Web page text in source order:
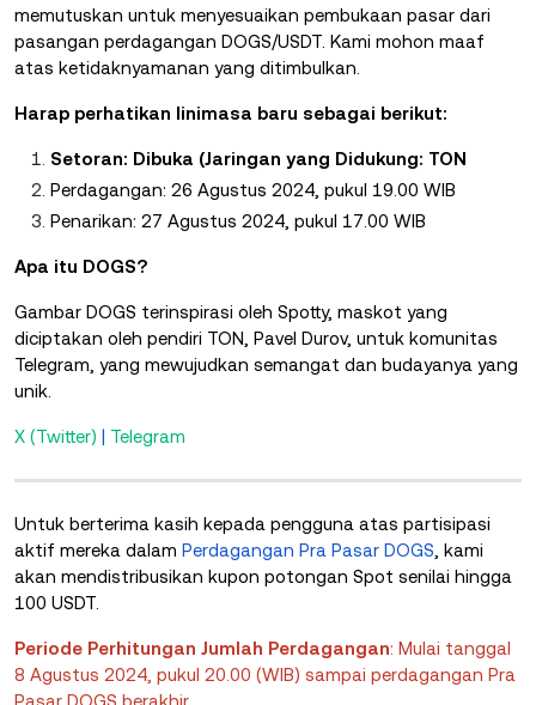
memutuskan untuk menyesuaikan pembukaan pasar dari
pasangan perdagangan DOGS/USDT. Kami mohon maaf
atas ketidaknyamanan yang ditimbulkan.
Harap perhatikan linimasa baru sebagai berikut:
Setoran: Dibuka (Jaringan yang Didukung: TON
Perdagangan: 26 Agustus 2024, pukul 19.00 WIB
Penarikan: 27 Agustus 2024, pukul 17.00 WIB
Apa itu DOGS?
Gambar DOGS terinspirasi oleh Spotty, maskot yang
diciptakan oleh pendiri TON, Pavel Durov, untuk komunitas
Telegram, yang mewujudkan semangat dan budayanya yang
unik.
X (Twitter) | Telegram
Untuk berterima kasih kepada pengguna atas partisipasi
aktif mereka dalam Perdagangan Pra Pasar DOGS , kami
akan mendistribusikan kupon potongan Spot senilai hingga
100 USDT.
Periode Perhitungan Jumlah Perdagangan: Mulai tanggal
8 Agustus 2024, pukul 20.00 (WIB) sampai perdagangan Pra